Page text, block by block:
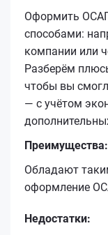
Оформить
способами:
компании или
Разберём
чтобы вы
— с учётом
Преимущества:
Обладают
оформление
Недостатки: